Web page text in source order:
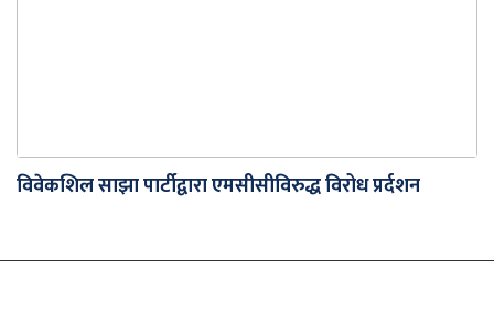
विवेकशिल साझा पार्टीद्वारा एमसीसीविरुद्ध विरोध प्रर्दशन